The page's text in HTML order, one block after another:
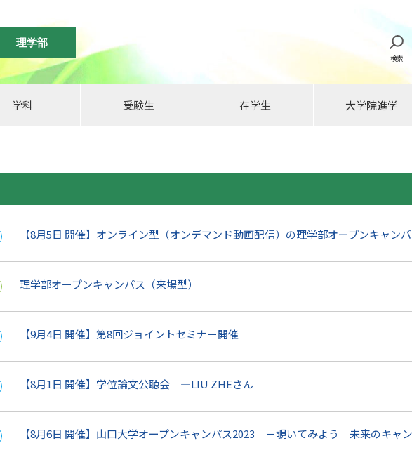
理学部
検索
学科 受験生 在学生 大学院進学
【8月5日 開催】オンライン型（オンデマンド動画配信）の理学部オープンキャン
理学部オープンキャンパス（来場型）
【9月4日 開催】第8回ジョイントセミナー開催
【8月1日 開催】学位論文公聴会 ―LIU ZHEさん
【8月6日 開催】山口大学オープンキャンパス2023 －覗いてみよう 未来のキャ